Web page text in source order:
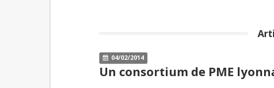
04/02/2014
Un consortium de PME